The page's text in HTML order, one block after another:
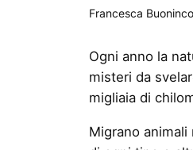
Francesca
Ogni anno la
misteri da
migliaia di
Migrano